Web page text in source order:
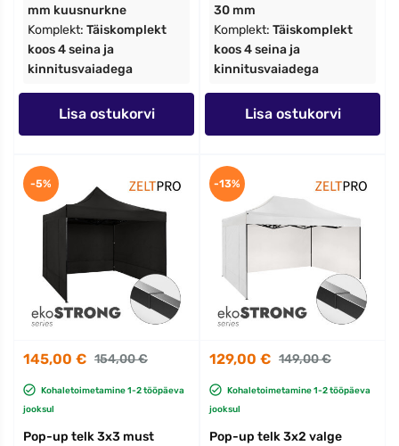
mm kuusnurkne
Komplekt: Täiskomplekt
koos 4 seina ja
kinnitusvaiadega
Lisa ostukorvi
30 mm
Komplekt: Täiskomplekt
koos 4 seina ja
kinnitusvaiadega
Lisa ostukorvi
145,00 € 154,00 €
Kohaletoimetamine 1-2 tööpäeva
jooksul
Pop-up telk 3x3 must
-5%
129,00 € 149,00 €
Kohaletoimetamine 1-2 tööpäeva
jooksul
Pop-up telk 3x2 valge
-13%